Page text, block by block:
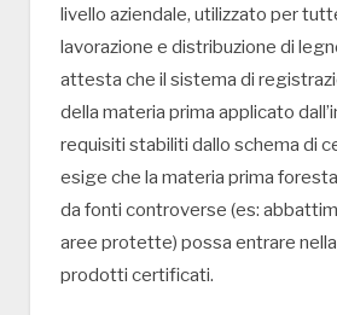
livello aziendale, utilizzato per
lavorazione e distribuzione di
attesta che il sistema di
della materia prima applicato
requisiti stabiliti dallo schema di
esige che la materia prima
da fonti controverse (es:
aree protette) possa entrare
prodotti certificati.